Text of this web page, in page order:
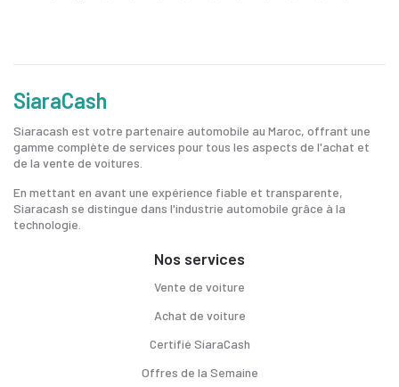
SiaraCash
Siaracash est votre partenaire automobile au Maroc, offrant une
gamme complète de services pour tous les aspects de l'achat et
de la vente de voitures.
En mettant en avant une expérience fiable et transparente,
Siaracash se distingue dans l'industrie automobile grâce à la
technologie.
Nos services
Vente de voiture
Achat de voiture
Certifié SiaraCash
Offres de la Semaine